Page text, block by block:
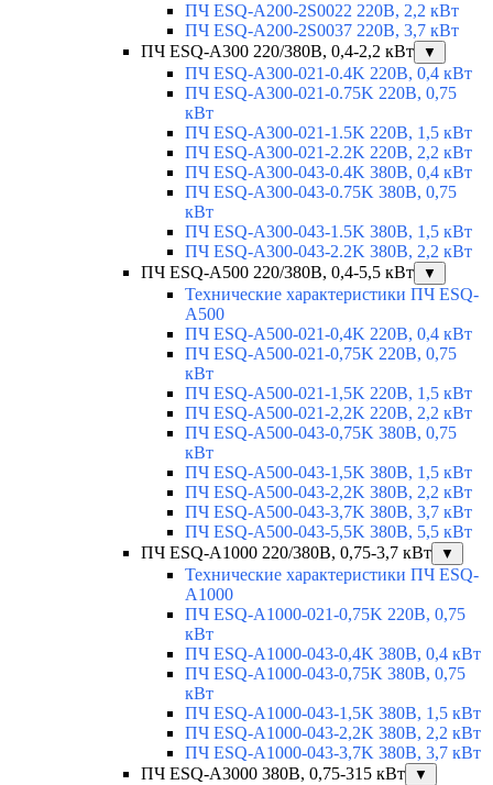
ПЧ ESQ-A200-2S0022 220В, 2,2 кВт
ПЧ ESQ-A200-2S0037 220В, 3,7 кВт
ПЧ ESQ-A300 220/380В, 0,4-2,2 кВт
▼
ПЧ ESQ-A300-021-0.4K 220В, 0,4 кВт
ПЧ ESQ-A300-021-0.75K 220В, 0,75
кВт
ПЧ ESQ-A300-021-1.5K 220В, 1,5 кВт
ПЧ ESQ-A300-021-2.2K 220В, 2,2 кВт
ПЧ ESQ-A300-043-0.4K 380В, 0,4 кВт
ПЧ ESQ-A300-043-0.75K 380В, 0,75
кВт
ПЧ ESQ-A300-043-1.5K 380В, 1,5 кВт
ПЧ ESQ-A300-043-2.2K 380В, 2,2 кВт
ПЧ ESQ-A500 220/380В, 0,4-5,5 кВт
▼
Технические характеристики ПЧ ESQ-
A500
ПЧ ESQ-A500-021-0,4K 220В, 0,4 кВт
ПЧ ESQ-A500-021-0,75K 220В, 0,75
кВт
ПЧ ESQ-A500-021-1,5K 220В, 1,5 кВт
ПЧ ESQ-A500-021-2,2K 220В, 2,2 кВт
ПЧ ESQ-A500-043-0,75K 380В, 0,75
кВт
ПЧ ESQ-A500-043-1,5K 380В, 1,5 кВт
ПЧ ESQ-A500-043-2,2K 380В, 2,2 кВт
ПЧ ESQ-A500-043-3,7K 380В, 3,7 кВт
ПЧ ESQ-A500-043-5,5K 380В, 5,5 кВт
ПЧ ESQ-A1000 220/380В, 0,75-3,7 кВт
▼
Технические характеристики ПЧ ESQ-
A1000
ПЧ ESQ-A1000-021-0,75K 220В, 0,75
кВт
ПЧ ESQ-A1000-043-0,4K 380В, 0,4 кВт
ПЧ ESQ-A1000-043-0,75K 380В, 0,75
кВт
ПЧ ESQ-A1000-043-1,5K 380В, 1,5 кВт
ПЧ ESQ-A1000-043-2,2K 380В, 2,2 кВт
ПЧ ESQ-A1000-043-3,7K 380В, 3,7 кВт
ПЧ ESQ-A3000 380В, 0,75-315 кВт
▼